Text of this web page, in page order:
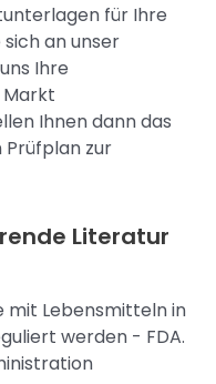
für Ihre
sich an unser
Ihre
Markt
Ihnen dann das
zur
Literatur
mit Lebensmitteln in
werden - FDA.